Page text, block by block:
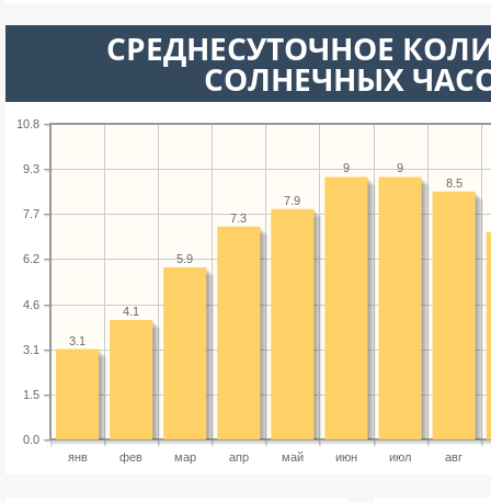
СРЕДНЕСУТОЧНОЕ
СОЛНЕЧНЫХ
янв фев мар апр май июн июл авг
0.0
1.5
3.1
4.6
6.2
7.7
9.3
10.8
8.5
9
9
7.9
7.3
5.9
4.1
3.1